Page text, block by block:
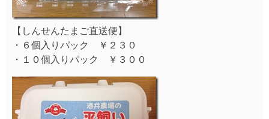
【しんせんたまご直送便】
・６個入りパック ￥２３０
・１０個入りパック ￥３００